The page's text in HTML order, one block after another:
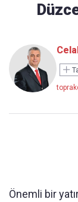
Önemli bir